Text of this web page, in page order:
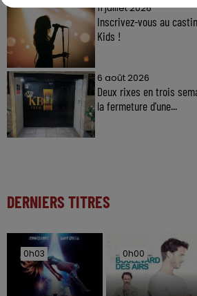
11 juillet 2026
Inscrivez-vous au
Kids !
6 août 2026
Deux rixes en trois
la fermeture d'une...
DERNIERS TITRES
0h03
0h03 0h00
0h00